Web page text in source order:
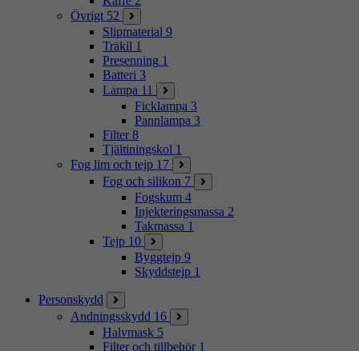
Övrigt 52
Slipmaterial 9
Träkil 1
Presenning 1
Batteri 3
Lampa 11
Ficklampa 3
Pannlampa 3
Filter 8
Tjältiningskol 1
Fog lim och tejp 17
Fog och silikon 7
Fogskum 4
Injekteringsmassa 2
Takmassa 1
Tejp 10
Byggtejp 9
Skyddstejp 1
Personskydd
Andningsskydd 16
Halvmask 5
Filter och tillbehör 1